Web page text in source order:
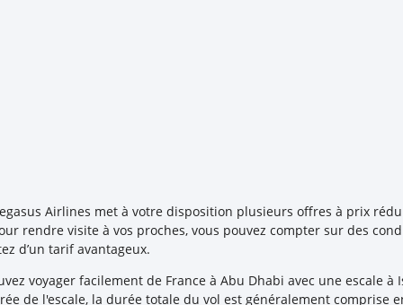
Airlines met à votre disposition plusieurs offres à prix
rendre visite à vos proches, vous pouvez compter sur des
d’un tarif avantageux.
voyager facilement de France à Abu Dhabi avec une escale
de l'escale, la durée totale du vol est généralement comprise